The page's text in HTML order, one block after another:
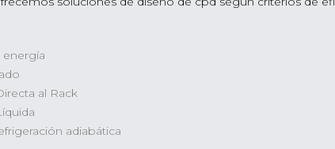
al Rack
adiabática